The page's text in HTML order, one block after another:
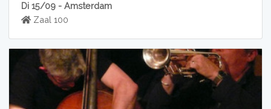
Di 15/09 -Amsterdam
Zaal 100